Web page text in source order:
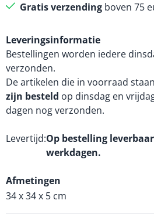
Gratis verzending boven 75
Leveringsinformatie
Bestellingen worden iedere
verzonden.
De artikelen die in voorraad
zijn besteld op dinsdag en
dagen nog verzonden.
Levertijd Op bestelling
werkdagen.
Afmetingen
34 x 34 x 5 cm